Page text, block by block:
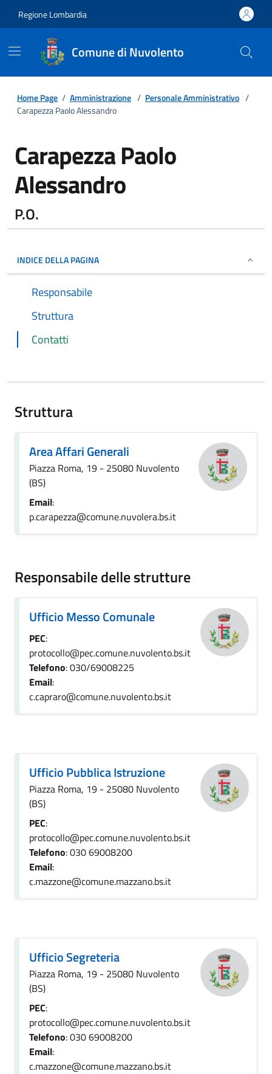
Regione Lombardia
Comune di Nuvolento
Home Page / Amministrazione / Personale Amministrativo /
Carapezza Paolo Alessandro
Carapezza Paolo
Alessandro
P.O.
INDICE DELLA PAGINA
Responsabile
Struttura
Contatti
Struttura
Area Affari Generali
Piazza Roma, 19 - 25080 Nuvolento
(BS)
Email:
p.carapezza@comune.nuvolera.bs.it
Responsabile delle strutture
Ufficio Messo Comunale
PEC:
protocollo@pec.comune.nuvolento.bs.it
Telefono: 030/69008225
Email:
c.capraro@comune.nuvolento.bs.it
Ufficio Pubblica Istruzione
Piazza Roma, 19 - 25080 Nuvolento
(BS)
PEC:
protocollo@pec.comune.nuvolento.bs.it
Telefono: 030 69008200
Email:
c.mazzone@comune.mazzano.bs.it
Ufficio Segreteria
Piazza Roma, 19 - 25080 Nuvolento
(BS)
PEC:
protocollo@pec.comune.nuvolento.bs.it
Telefono: 030 69008200
Email:
c.mazzone@comune.mazzano.bs.it